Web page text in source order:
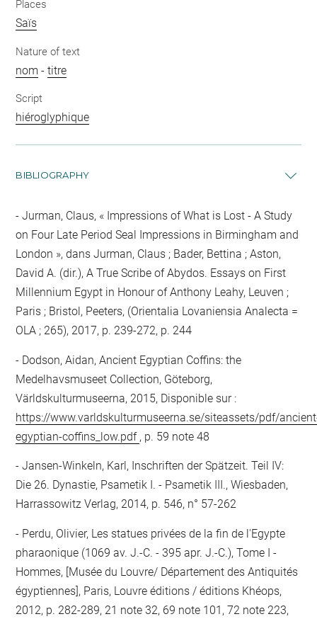
Places
Saïs
Nature of text
nom -titre
Script
hiéroglyphique
BIBLIOGRAPHY
Jurman, Claus, « Impressions of What is Lost - A Study
on Four Late Period Seal Impressions in Birmingham and
London », dans Jurman, Claus ; Bader, Bettina ; Aston,
David A. (dir.), A True Scribe of Abydos. Essays on First
Millennium Egypt in Honour of Anthony Leahy, Leuven ;
Paris ; Bristol, Peeters, (Orientalia Lovaniensia Analecta =
OLA ; 265), 2017, p. 239-272, p. 244
Dodson, Aidan, Ancient Egyptian Coffins: the
Medelhavsmuseet Collection, Göteborg,
Världskulturmuseerna, 2015, Disponible sur :
https://www.varldskulturmuseerna.se/siteassets/pdf/
egyptian-coffins_low.pdf , p. 59 note 48
Jansen-Winkeln, Karl, Inschriften der Spätzeit. Teil IV:
Die 26. Dynastie, Psametik I. - Psametik III., Wiesbaden,
Harrassowitz Verlag, 2014, p. 546, n° 57-262
Perdu, Olivier, Les statues privées de la fin de l'Egypte
pharaonique (1069 av. J.-C. - 395 apr. J.-C.), Tome I -
Hommes, [Musée du Louvre/ Département des Antiquités
égyptiennes], Paris, Louvre éditions / éditions Khéops,
2012, p. 282-289, 21 note 32, 69 note 101, 72 note 223,